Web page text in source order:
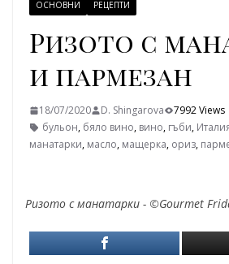
ОСНОВНИ РЕЦЕПТИ
Ризото с
и пармезан
18/07/2020 D. Shingarova
7992 Views
бульон, бяло вино, вино, гъби,
манатарки, масло, мащерка, ориз,
Ризото с манатарки - ©Gourmet